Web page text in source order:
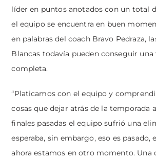
líder en puntos anotados con un total
el equipo se encuentra en buen
en palabras del coach Bravo Pedraza,
Blancas todavía pueden conseguir una
completa.
“Platicamos con el equipo y
cosas que dejar atrás de la temporada
finales pasadas el equipo sufrió una
esperaba, sin embargo, eso es pasado,
ahora estamos en otro momento. Una